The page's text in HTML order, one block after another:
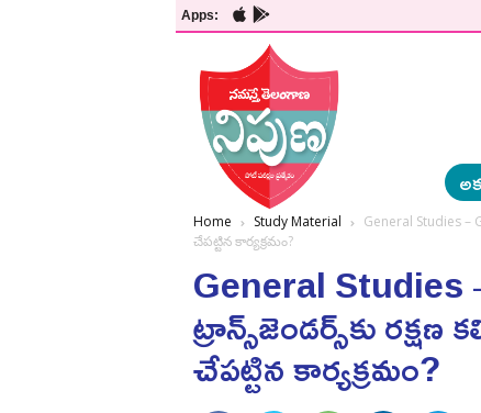
Apps:
Home Study Material
General Studies –
చేపట్టిన కార్యక్రమం?
General Studies
ట్రాన్స్‌జెండర్స్‌కు
చేపట్టిన కార్యక్రమం?